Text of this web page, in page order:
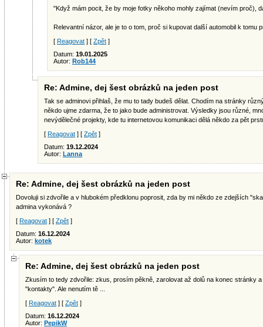
"Když mám pocit, že by moje fotky někoho mohly zajímat (nevím proč),
Relevantní názor, ale je to o tom, proč si kupovat další automobil k tomu
[ Reagovat ] [ Zpět ]
Datum: 19.01.2025
Autor: Rob144
Re: Admine, dej šest obrázků na jeden post
Tak se adminovi přihlaš, že mu to tady budeš dělat. Chodím na stránky
někdo ujme zdarma, že to jako bude administrovat. Výsledky jsou různé,
nevýdělečné projekty, kde tu internetovou komunikaci dělá někdo za pět
[ Reagovat ] [ Zpět ]
Datum: 19.12.2024
Autor: Lanna
Re: Admine, dej šest obrázků na jeden post
Dovoluji si zdvořile a v hlubokém předklonu poprosit, zda by mi někdo ze zdejších
admina vykonává ?
[ Reagovat ] [ Zpět ]
Datum: 16.12.2024
Autor: kotek
Re: Admine, dej šest obrázků na jeden post
Zkusím to tedy zdvořile: zkus, prosím pěkně, zarolovat až dolů na konec stránky
"kontakty". Ale nenutím tě ...
[ Reagovat ] [ Zpět ]
Datum: 16.12.2024
Autor: PepikW